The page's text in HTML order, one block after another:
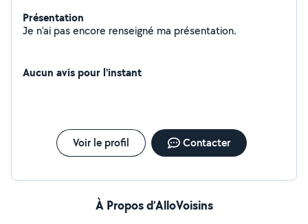
Présentation
Je n'ai pas encore renseigné ma présentation.
Aucun avis pour l'instant
Voir le profil Contacter
À Propos d’AlloVoisins